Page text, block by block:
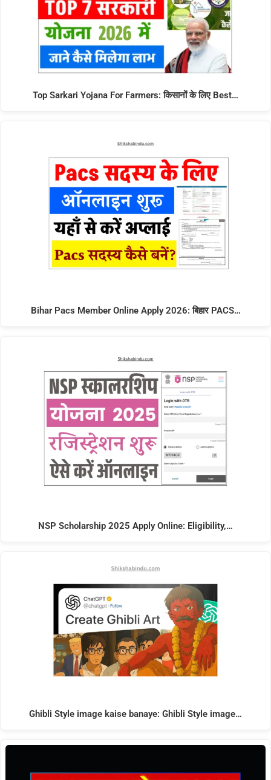
Top Sarkari Yojana For Farmers: किसानों के लिए Best…
Bihar Pacs Member Online Apply 2026: बिहार PACS…
NSP Scholarship 2025 Apply Online: Eligibility,…
Ghibli Style image kaise banaye: Ghibli Style image…